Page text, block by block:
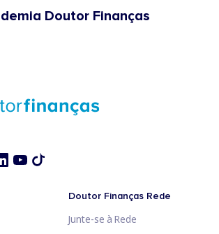
Doutor Finanças
Doutor Finanças Rede
Junte-se à Rede